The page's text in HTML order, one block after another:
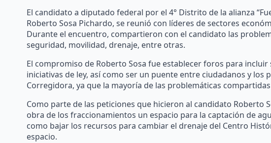
El candidato a diputado federal por el 4° Distrito de la alianza
Roberto Sosa Pichardo, se reunió con líderes de sectores
Durante el encuentro, compartieron con el candidato las
seguridad, movilidad, drenaje, entre otras.
El compromiso de Roberto Sosa fue establecer foros para
iniciativas de ley, así como ser un puente entre ciudadanos y los
Corregidora, ya que la mayoría de las problemáticas
Como parte de las peticiones que hicieron al candidato Roberto
obra de los fraccionamientos un espacio para la captación de
como bajar los recursos para cambiar el drenaje del Centro
espacio.